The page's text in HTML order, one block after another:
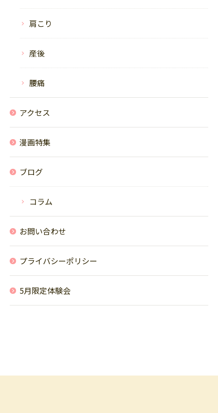
肩こり
産後
腰痛
アクセス
漫画特集
ブログ
コラム
お問い合わせ
プライバシーポリシー
5月限定体験会